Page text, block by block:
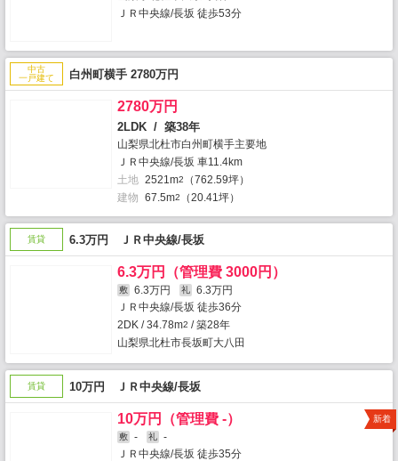
ＪＲ中央線/長坂 徒歩53分
中古
一戸建て
白州町横手 2780万円
2780万円
2LDK / 築38年
山梨県北杜市白州町横手主要地
ＪＲ中央線/長坂 車11.4km
土地 2521m2
（762.59坪）
建物 67.5m2 （20.41坪）
賃貸 6.3万円 ＪＲ中央線/長坂
6.3万円（管理費 3000円）
敷 6.3万円 礼
6.3万円
ＪＲ中央線/長坂 徒歩36分
2DK / 34.78m2 / 築28年
山梨県北杜市長坂町大八田
賃貸 10万円 ＪＲ中央線/長坂
10万円（管理費 -）
敷 - 礼
-
ＪＲ中央線/長坂 徒歩35分
新着